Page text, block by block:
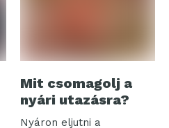
Mit csomagolj a
nyári utazásra?
Nyáron eljutni a